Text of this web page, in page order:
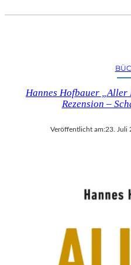
Hannes Hofbauer „Aller
Rezension –
Veröffentlicht am:23. Juli